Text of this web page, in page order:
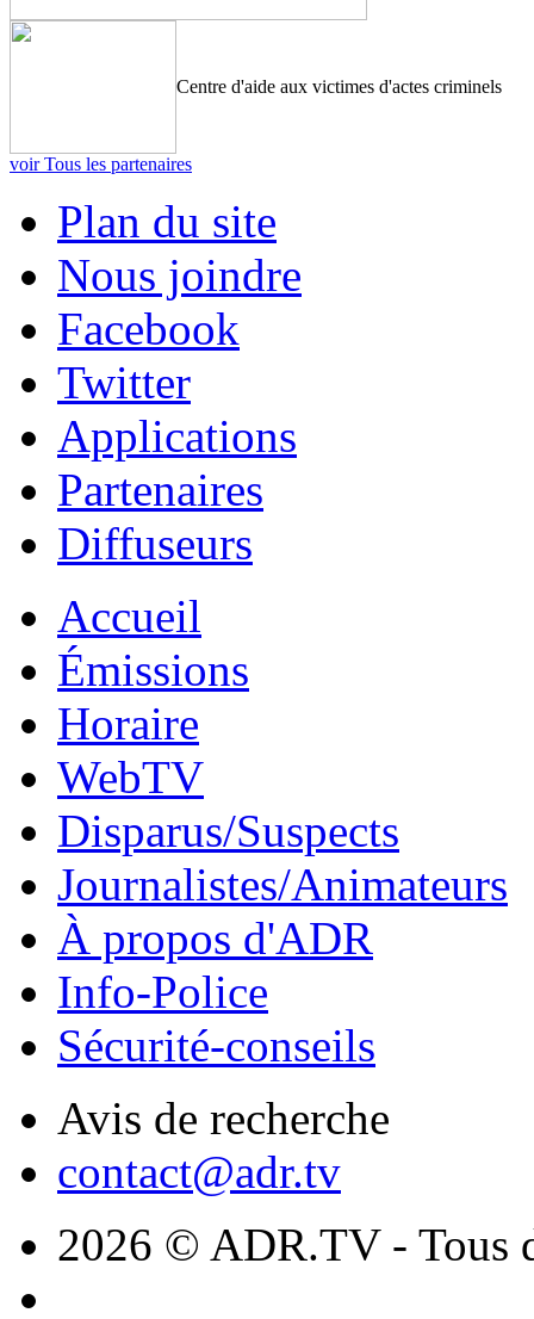
Centre d'aide aux victimes d'actes criminels
voir Tous les partenaires
Plan du site
Nous joindre
Facebook
Twitter
Applications
Partenaires
Diffuseurs
Accueil
Émissions
Horaire
WebTV
Disparus/Suspects
Journalistes/Animateurs
À propos d'ADR
Info-Police
Sécurité-conseils
Avis de recherche
contact@adr.tv
2026 © ADR.TV - Tous